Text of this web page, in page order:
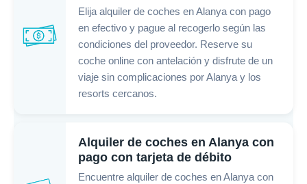
Elija alquiler de coches en Alanya con pago
en efectivo y pague al recogerlo según las
condiciones del proveedor. Reserve su
coche online con antelación y disfrute de un
viaje sin complicaciones por Alanya y los
resorts cercanos.
Alquiler de coches en Alanya con
pago con tarjeta de débito
Encuentre alquiler de coches en Alanya con